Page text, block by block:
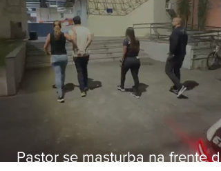
Pastor se masturba na frente de